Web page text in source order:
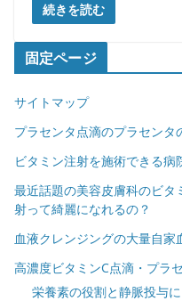
続きを読む
固定ページ
サイトマップ
プラセンタ点滴のプラセンタ
ビタミン注射を施術できる病
最近話題の美容皮膚科のビ
射って綺麗になれるの？
血液クレンジングの大量自
高濃度ビタミンC点滴・プラ
栄養素の役割と静脈投与